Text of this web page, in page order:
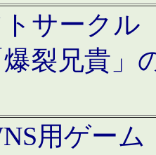
サークル
裂兄貴」
用ゲー